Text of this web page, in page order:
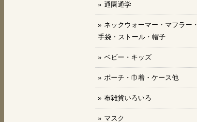
通園通学
ネックウォーマー・マフラー・
手袋・ストール・帽子
ベビー・キッズ
ポーチ・巾着・ケース他
布雑貨いろいろ
マスク